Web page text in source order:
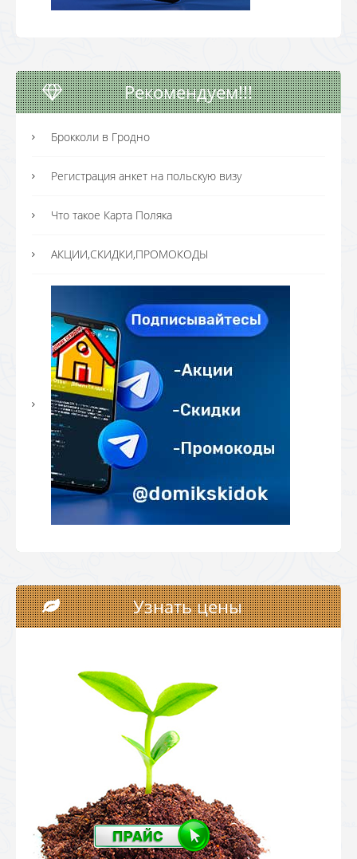
Рекомендуем!!!
Брокколи в Гродно
Регистрация анкет на польскую визу
Что такое Карта Поляка
АКЦИИ,СКИДКИ,ПРОМОКОДЫ
Узнать цены